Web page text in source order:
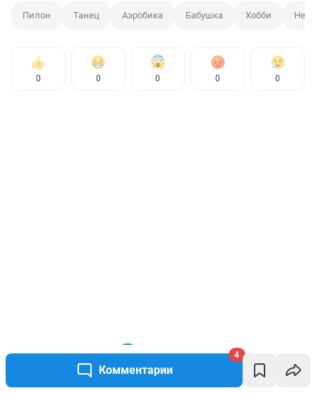
Комментарии
4
Пилон Танец Аэробика Бабушка Хобби
0 0 0 0 0
КОММЕНТАРИИ